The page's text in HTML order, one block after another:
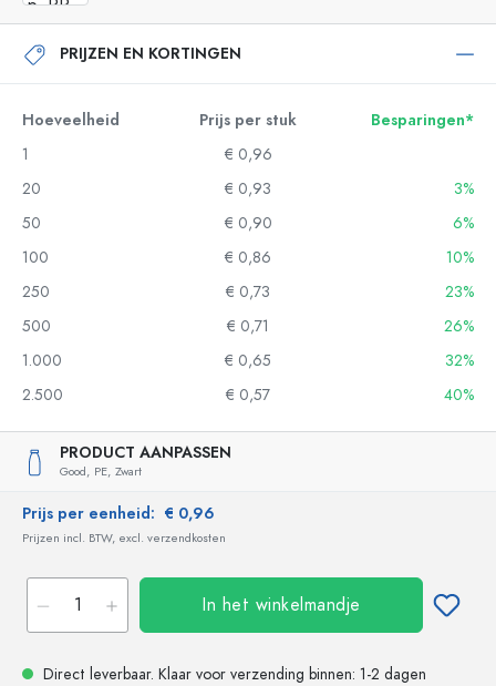
PRIJZEN EN KORTINGEN
Hoeveelheid Prijs per stuk
Besparingen*
1
€ 0,96
20
€ 0,93
3%
50
€ 0,90
6%
100
€ 0,86
10%
250
€ 0,73
23%
500
€ 0,71
26%
1.000
€ 0,65
32%
2.500
€ 0,57 40%
PRODUCT AANPASSEN
Good, PE, Zwart
Prijs per eenheid: € 0,96
Prijzen incl. BTW, excl. verzendkosten
In het winkelmandje
Direct leverbaar. Klaar voor verzending binnen: 1-2 dagen